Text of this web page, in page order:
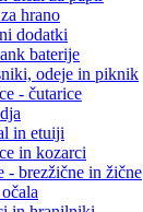
hrano
dodatki
baterije
odeje in piknik
- čutarice
in etuiji
in kozarci
- brezžične in žične